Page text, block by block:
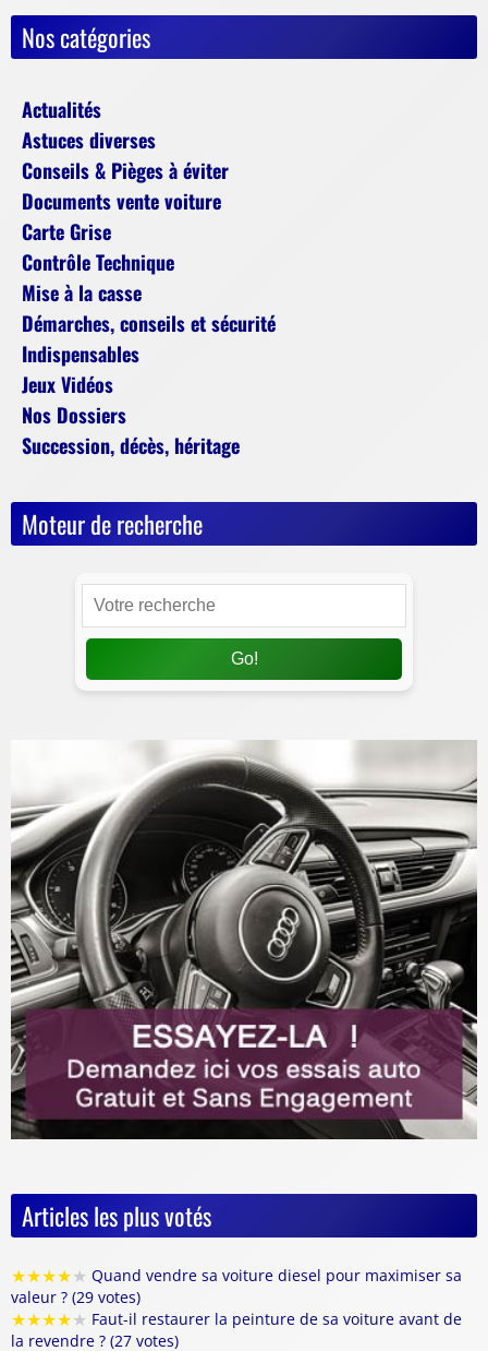
Nos catégories
Actualités
Astuces diverses
Conseils & Pièges à éviter
Documents vente voiture
Carte Grise
Contrôle Technique
Mise à la casse
Démarches, conseils et sécurité
Indispensables
Jeux Vidéos
Nos Dossiers
Succession, décès, héritage
Moteur de recherche
Go!
Articles les plus votés
★★★★★ Quand vendre sa voiture diesel pour maximiser sa
valeur ? (29 votes)
★★★★★ Faut-il restaurer la peinture de sa voiture avant de
la revendre ? (27 votes)